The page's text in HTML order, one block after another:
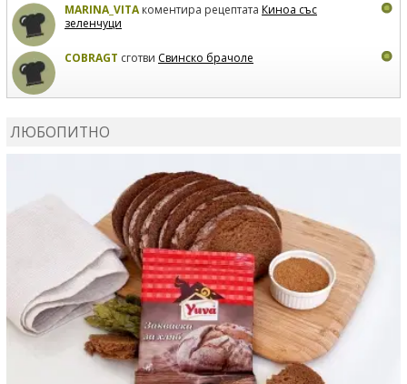
MARINA_VITAкоментира рецептата Киноа със
зеленчуци
COBRAGT сготви Свинско брачоле
ЛЮБОПИТНО